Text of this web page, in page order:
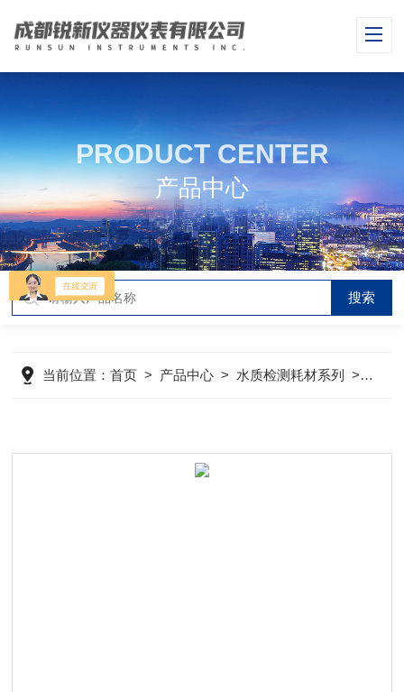
PRODUCT CENTER
产品中心
当前位置：首页 > 产品中心 > 水质检测耗材系列 > 水质